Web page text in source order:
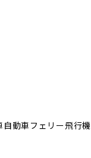
自動車 フェリー飛行機